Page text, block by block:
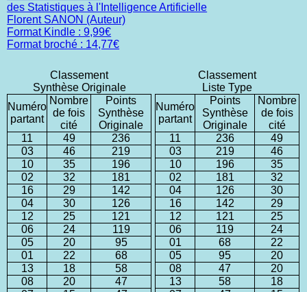
des Statistiques à l'Intelligence Artificielle
Florent SANON (Auteur)
Format Kindle : 9,99€
Format broché : 14,77€
Classement
Synthèse Originale
Numéro
partant
Nombre
de fois
cité
Points
Synthèse
Originale
11
49
236
03
46
219
10
35
196
02
32
181
16
29
142
04
30
126
12
25
121
06
24
119
05
20
95
01
22
68
13
18
58
08
20
47
Classement
Liste Type
Numéro
partant
Points
Synthèse
Originale
Nombre
de fois
cité
11
236
49
03
219
46
10
196
35
02
181
32
04
126
30
16
142
29
12
121
25
06
119
24
01
68
22
05
95
20
08
47
20
13
58
18